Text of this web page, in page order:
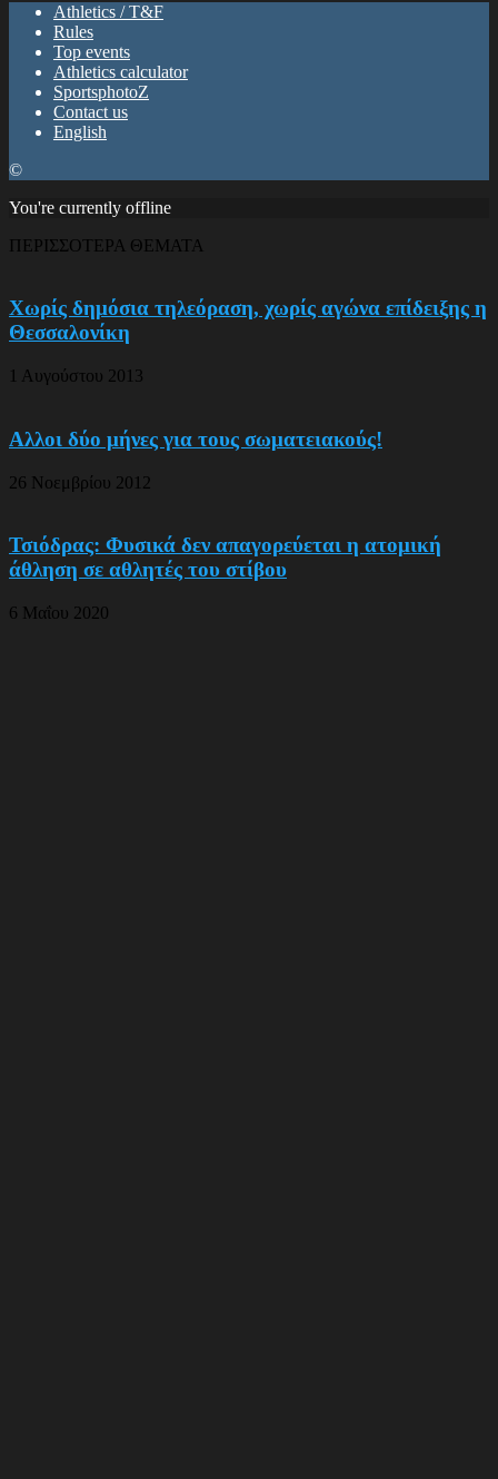
Athletics / T&F
Rules
Top events
Athletics calculator
SportsphotoZ
Contact us
English
©
You're currently offline
ΠΕΡΙΣΣΟΤΕΡΑ ΘΕΜΑΤΑ
Χωρίς δημόσια τηλεόραση, χωρίς αγώνα επίδειξης η
Θεσσαλονίκη
1 Αυγούστου 2013
Αλλοι δύο μήνες για τους σωματειακούς!
26 Νοεμβρίου 2012
Τσιόδρας: Φυσικά δεν απαγορεύεται η ατομική
άθληση σε αθλητές του στίβου
6 Μαΐου 2020